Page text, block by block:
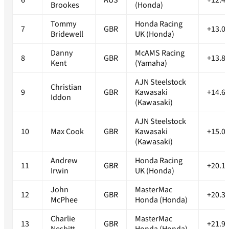
Brookes
(Honda)
7
Tommy
Bridewell
GBR
Honda Racing
UK (Honda)
8
Danny
Kent
GBR
McAMS Racing
(Yamaha)
9
Christian
Iddon
GBR
AJN Steelstock
Kawasaki
(Kawasaki)
10 Max Cook GBR
AJN Steelstock
Kawasaki
(Kawasaki)
11
Andrew
Irwin
GBR
Honda Racing
UK (Honda)
12
John
McPhee
GBR
MasterMac
Honda (Honda)
13
Charlie
GBR
MasterMac